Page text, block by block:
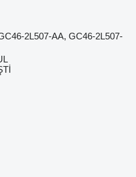
2L507-AA, GC46-2L507-